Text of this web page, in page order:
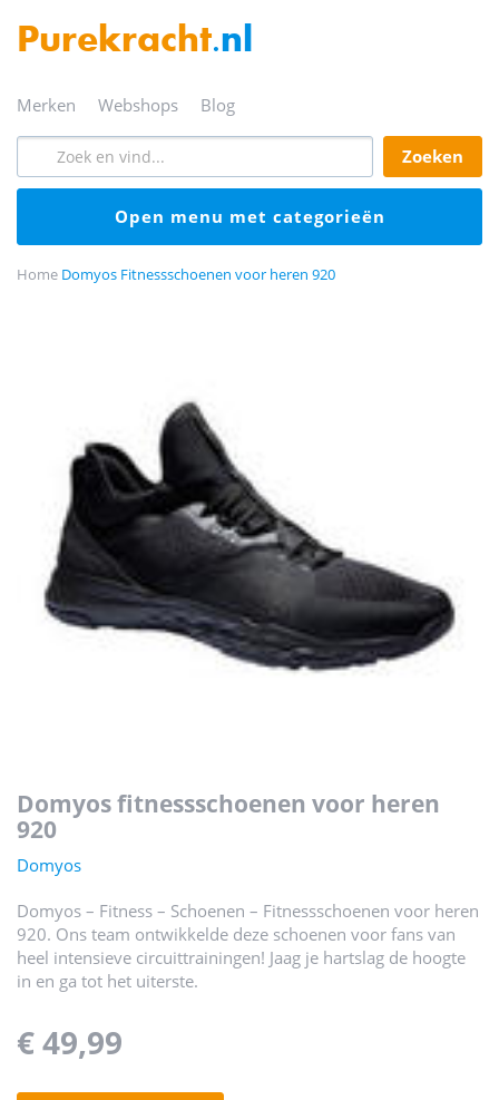
Purekracht.nl
merken webshops blog
zoeken
open menu met categorieën
Home Domyos Fitnessschoenen voor heren 920
domyos fitnessschoenen voor heren
920
Domyos
Domyos – Fitness – Schoenen – Fitnessschoenen voor heren
920. Ons team ontwikkelde deze schoenen voor fans van
heel intensieve circuittrainingen! Jaag je hartslag de hoogte
in en ga tot het uiterste.
€ 49,99